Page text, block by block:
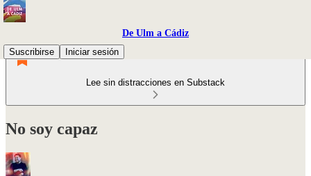
De Ulm a Cádiz
Suscribirse
Iniciar sesión
Lee sin distracciones en Substack
No soy capaz